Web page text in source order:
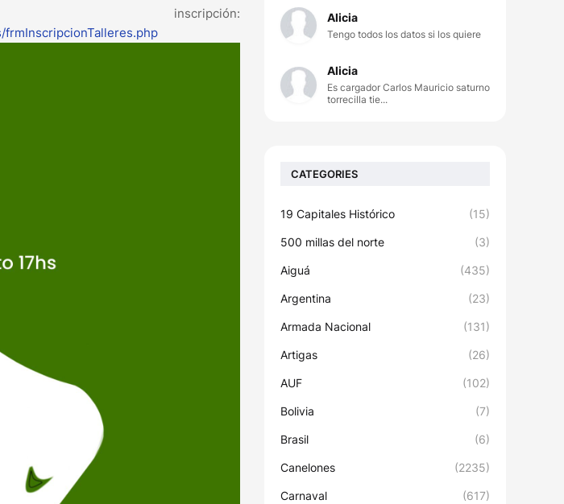
Alicia
Tengo todos los datos si los quiere
Alicia
Es cargador Carlos Mauricio saturno
torrecilla tie...
CATEGORIES
19 Capitales Histórico (15)
500 millas del norte (3)
Aiguá (435)
Argentina (23)
Armada Nacional (131)
Artigas (26)
AUF (102)
Bolivia (7)
Brasil (6)
Canelones (2235)
Carnaval (617)